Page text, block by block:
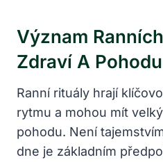
Význam
Zdraví A Pohodu
Ranní rituály hrají
rytmu a mohou mít
pohodu. Není
dne je základním